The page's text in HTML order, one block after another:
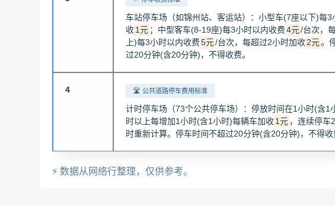
车站停车场（如锦州站、客运站）：小型车(7座以下)每3
收 1元 ；中型客车(8-19座)每3小时以内收费4元/台次，
上)每3小时以内收费5元/台次，每超过2小时加收 2元。
过20分钟(含20分钟)，不得收费。
4 🛣️ 公共道路停车费用标准
计时停车场（73个公共停车场）：停放时间在1小时(含1
时以上每增加1小时(含1小时)每辆车加收 1元 ，连续停车
时重新计算。停车时间不超过20分钟(含20分钟)，不得收
⚡ 数据从网络行整理，仅供参考。